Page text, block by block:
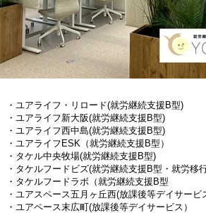
・ユアライフ・リロード(就労継続
・ユアライフ新大阪(就労継続支援B
・ユアライフ西中島(就労継続支援B
・ユアライフESK（就労継続支援B型）
・タケル中央牧場(就労継続支援B
・タケルフードビズ(就労継続支援B型・就
・タケルフードラボ（就労継
・ユアスペース五月ヶ丘西(放課後等デイ
・ユアペース末広町(放課後等デイサー